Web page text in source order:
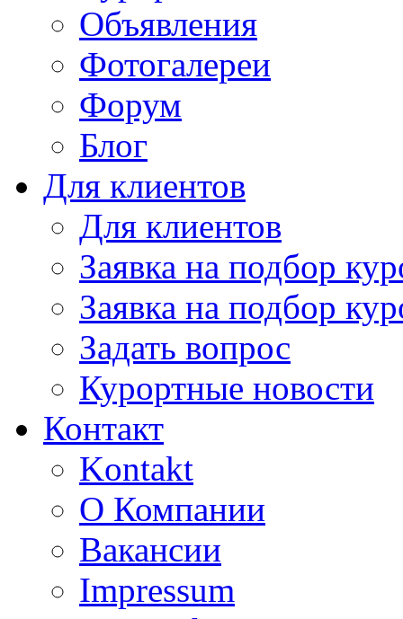
Объявления
Фотогалереи
Форум
Блог
Для клиентов
Для клиентов
Заявка на подбор
Заявка на подбор
Задать вопрос
Курортные новости
Контакт
Kontakt
О Компании
Вакансии
Impressum